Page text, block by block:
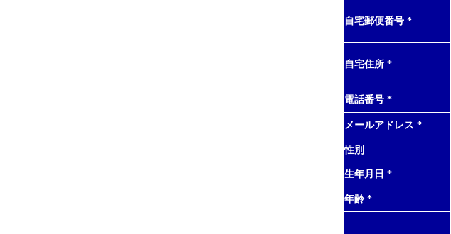
自宅郵便番号 *
自宅住所 *
電話番号 *
メールアドレス *
性別
生年月日 *
年齢 *